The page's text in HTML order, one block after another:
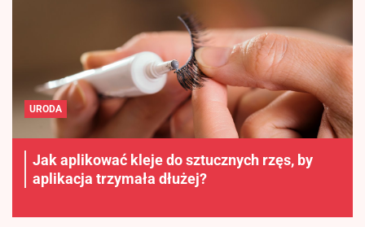
URODA
Jak aplikować kleje do sztucznych rzęs, by
aplikacja trzymała dłużej?